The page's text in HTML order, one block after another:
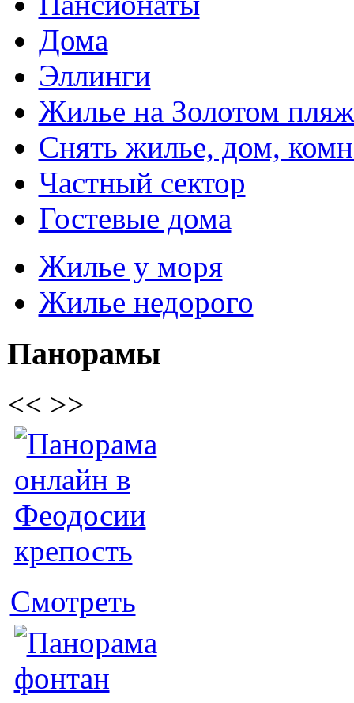
Дома
Эллинги
Жилье на Золотом
Снять жилье, дом,
Частный сектор
Гостевые дома
Жилье у моря
Жилье недорого
Панорамы
<< >>
Смотреть